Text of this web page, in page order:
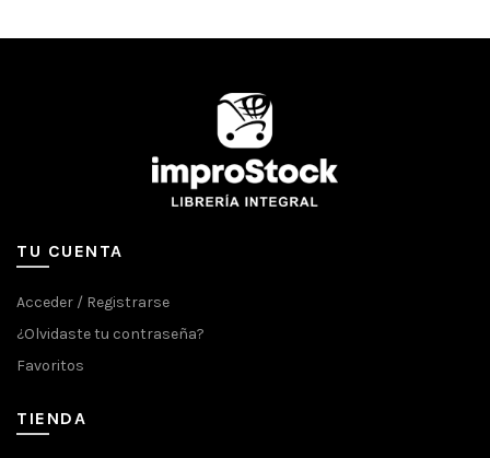
TU CUENTA
Acceder / Registrarse
¿Olvidaste tu contraseña?
Favoritos
TIENDA